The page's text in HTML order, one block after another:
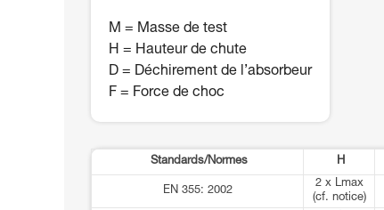
M = Masse de test
H = Hauteur de chute
D = Déchirement de l’absorbeur
F = Force de choc
Standards/Normes H
EN 355: 2002
2 x Lmax
(cf. notice)